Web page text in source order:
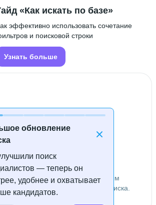
обновление
поиск
— теперь он
удобнее и охватывает
кандидатов.
«Как искать по базе»
эффективно использовать сочетание
и поисковой строки
Узнать больше
не найдены
найти специалистов по заданным
изменить условия поиска.